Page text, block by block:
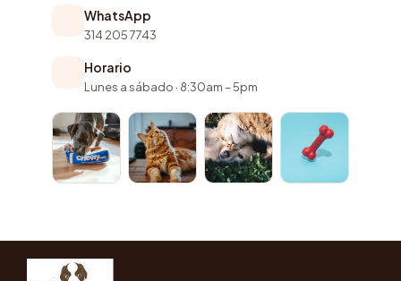
WhatsApp
314 205 7743
Horario
Lunes a sábado · 8:30am – 5pm